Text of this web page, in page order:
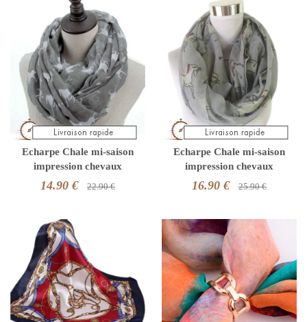
Echarpe Chale mi-saison
impression chevaux
14.90 € 22.90 €
Echarpe Chale mi-saison
impression chevaux
16.90 € 25.90 €